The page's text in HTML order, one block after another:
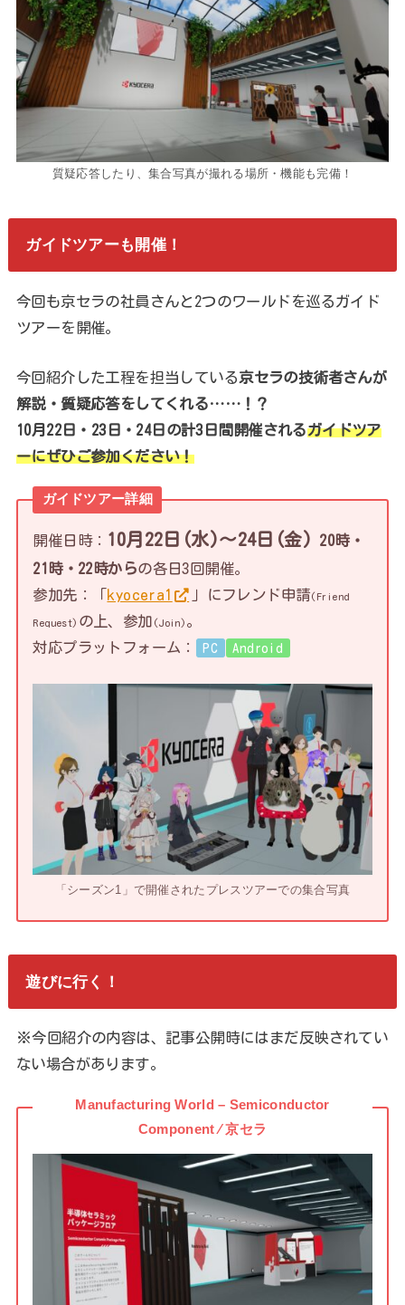
質疑応答したり、集合写真が撮れる場所・機能も完備！
ガイドツアーも開催！
今回も京セラの社員さんと2つのワールドを巡るガイド
ツアーを開催。
今回紹介した工程を担当している京セラの技術者さんが
解説・質疑応答をしてくれる……！？
10月22日・23日・24日の計3日間開催されるガイドツア
ーにぜひご参加ください！
ガイドツアー詳細
開催日時： 10月22日(水)～24日(金)
20時・
21時・22時からの各日3回開催。
参加先：「kyocera1 」にフレンド申請(Friend
Request) の上、参加 (Join) 。
対応プラットフォーム：
PC Android
「シーズン1」で開催されたプレスツアーでの集合写真
遊びに行く！
※今回紹介の内容は、記事公開時にはまだ反映されてい
ない場合があります。
Manufacturing World – Semiconductor
Component ⁄ 京セラ